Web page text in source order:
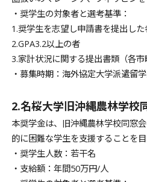
・奨学生の対象者と選考基準：
1.奨学生を志望し申請書を提出した
2.GPA3.2以上の者
3.家計状況に関する提出書類（各
・募集時期：海外協定大学派遣留
2.名桜大学旧沖縄農林学校
本奨学金は、旧沖縄農林学校同窓
的に困難な学生を支援することを目
・奨学生人数：若干名
・支給額：年間50万円/人